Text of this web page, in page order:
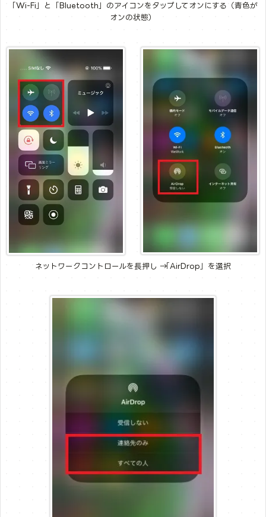
「Wi-Fi」と「Bluetooth」のアイコンをタップしてオンにする（青色が
オンの状態）
ネットワークコントロールを長押し → 「AirDrop」を選択